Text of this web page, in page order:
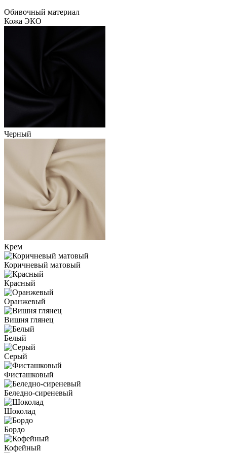
Обивочный материал
Кожа ЭКО
Черный
Крем
Коричневый матовый
Красный
Оранжевый
Вишня глянец
Белый
Серый
Фисташковый
Беледно-сиреневый
Шоколад
Бордо
Кофейный